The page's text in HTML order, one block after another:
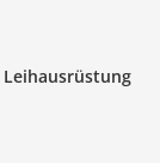
Leihausrüstung